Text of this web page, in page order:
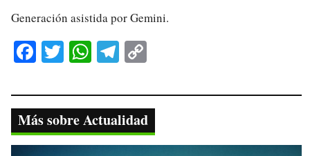
Generación asistida por Gemini.
Fa
bo
ok
T
tte
r
W
ts
A
pp
Te
gr
a
m
y
Li
nk
Más sobre Actualidad